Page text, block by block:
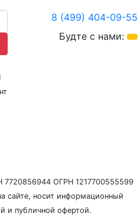
ОГРН 1217700555599
сайте, носит информационный
и публичной офертой.
8 (499) 404-09-55
Будте с нами: